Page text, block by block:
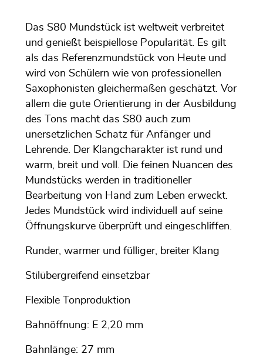
Das S80 Mundstück ist weltweit verbreitet
und genießt beispiellose Popularität. Es gilt
als das Referenzmundstück von Heute und
wird von Schülern wie von professionellen
Saxophonisten gleichermaßen geschätzt. Vor
allem die gute Orientierung in der Ausbildung
des Tons macht das S80 auch zum
unersetzlichen Schatz für Anfänger und
Lehrende. Der Klangcharakter ist rund und
warm, breit und voll. Die feinen Nuancen des
Mundstücks werden in traditioneller
Bearbeitung von Hand zum Leben erweckt.
Jedes Mundstück wird individuell auf seine
Öffnungskurve überprüft und eingeschliffen.
Runder, warmer und fülliger, breiter Klang
Stilübergreifend einsetzbar
Flexible Tonproduktion
Bahnöffnung: E 2,20 mm
Bahnlänge: 27 mm